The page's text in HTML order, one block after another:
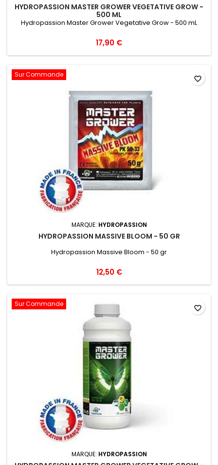
HYDROPASSION MASTER GROWER VEGETATIVE GROW -
500 ML
Hydropassion Master Grower Vegetative Grow - 500 mL
17,90 €
Sur Commande
MARQUE: HYDROPASSION
HYDROPASSION MASSIVE BLOOM - 50 GR
Hydropassion Massive Bloom - 50 gr
12,50 €
favorite_border
Sur Commande
MARQUE: HYDROPASSION
favorite_border